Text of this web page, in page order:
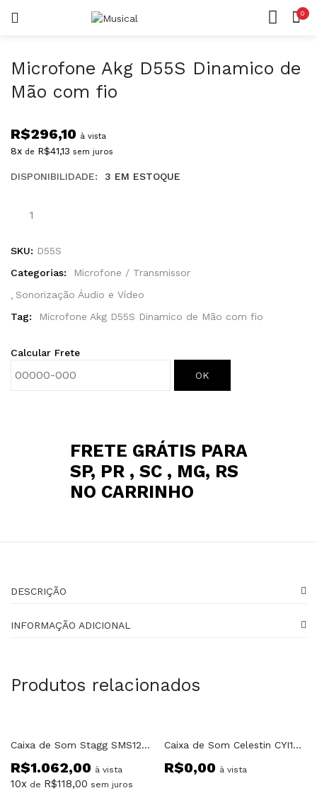
0
Lembrar-me
Microfone Akg D55S Dinamico de
Mão com fio
R$296,10 à vista
8x de R$41,13 sem juros
DISPONIBILIDADE: 3 EM ESTOQUE
SKU: D55S
Categorias:
Microfone / Transmissor
Sonorização Áudio e Vídeo
Tag:
Microfone Akg D55S Dinamico de Mão com fio
Calcular Frete
OK
FRETE GRÁTIS PARA
SP, PR , SC , MG, RS
NO CARRINHO
DESCRIÇÃO
INFORMAÇÃO ADICIONAL
Produtos relacionados
Caixa de Som Stagg SMS12P 12″ Ativa Stagg
R$1.062,00 à vista
10x de R$118,00 sem juros
Caixa de Som Celestin CYI1502 Passiva 15″ Eon
R$0,00 à vista